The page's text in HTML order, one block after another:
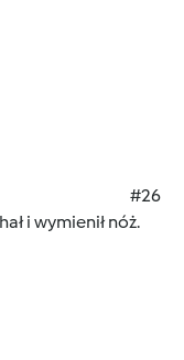
#26
i wymienił nóż.